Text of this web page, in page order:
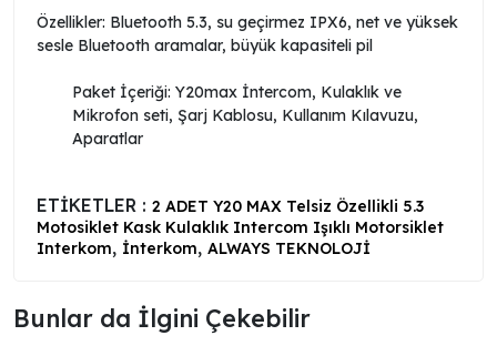
Özellikler: Bluetooth 5.3, su geçirmez IPX6, net ve yüksek
sesle Bluetooth aramalar, büyük kapasiteli pil
Paket İçeriği: Y20max İntercom, Kulaklık ve
Mikrofon seti, Şarj Kablosu, Kullanım Kılavuzu,
Aparatlar
ETİKETLER : 2 ADET Y20 MAX Telsiz Özellikli 5.3
Motosiklet Kask Kulaklık Intercom Işıklı Motorsiklet
Interkom, İnterkom, ALWAYS TEKNOLOJİ
Bunlar da İlgini Çekebilir ️